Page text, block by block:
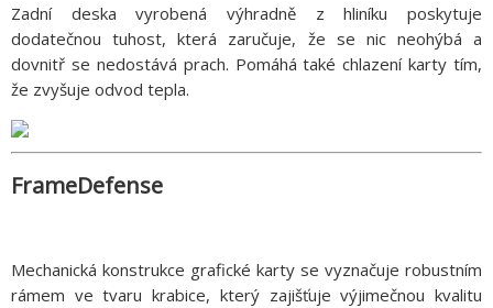
Zadní deska vyrobená výhradně z hliníku poskytuje
dodatečnou tuhost, která zaručuje, že se nic neohýbá a
dovnitř se nedostává prach. Pomáhá také chlazení karty tím,
že zvyšuje odvod tepla.
FrameDefense
Mechanická konstrukce grafické karty se vyznačuje robustním
rámem ve tvaru krabice, který zajišťuje výjimečnou kvalitu